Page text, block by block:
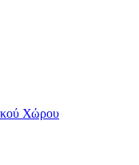
Χώρου